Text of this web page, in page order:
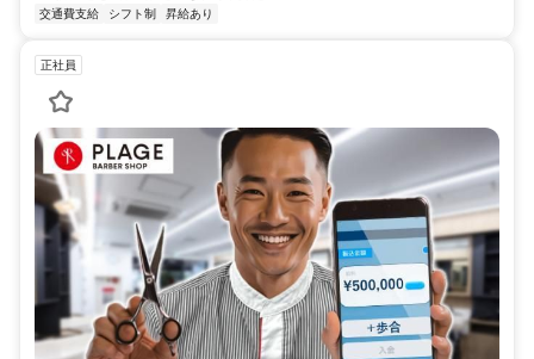
交通費支給 シフト制 昇給あり
正社員